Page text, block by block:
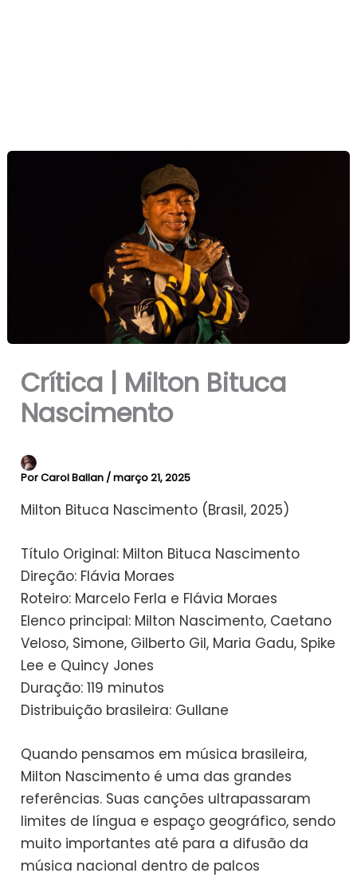
Crítica | Milton Bituca
Nascimento
PorCarol Ballan /março 21, 2025
Milton Bituca Nascimento (Brasil, 2025)
Título Original: Milton Bituca Nascimento
Direção: Flávia Moraes
Roteiro: Marcelo Ferla e Flávia Moraes
Elenco principal: Milton Nascimento, Caetano
Veloso, Simone, Gilberto Gil, Maria Gadu, Spike
Lee e Quincy Jones
Duração: 119 minutos
Distribuição brasileira: Gullane
Quando pensamos em música brasileira,
Milton Nascimento é uma das grandes
referências. Suas canções ultrapassaram
limites de língua e espaço geográfico, sendo
muito importantes até para a difusão da
música nacional dentro de palcos